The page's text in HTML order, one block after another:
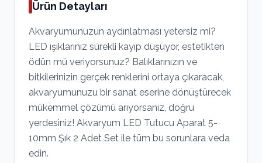
Ürün Detayları
Akvaryumunuzun aydınlatması yetersiz mi?
LED ışıklarınız sürekli kayıp düşüyor, estetikten
ödün mü veriyorsunuz? Balıklarınızın ve
bitkilerinizin gerçek renklerini ortaya çıkaracak,
akvaryumunuzu bir sanat eserine dönüştürecek
mükemmel çözümü arıyorsanız, doğru
yerdesiniz! Akvaryum LED Tutucu Aparat 5-
10mm Şık 2 Adet Set ile tüm bu sorunlara veda
edin.